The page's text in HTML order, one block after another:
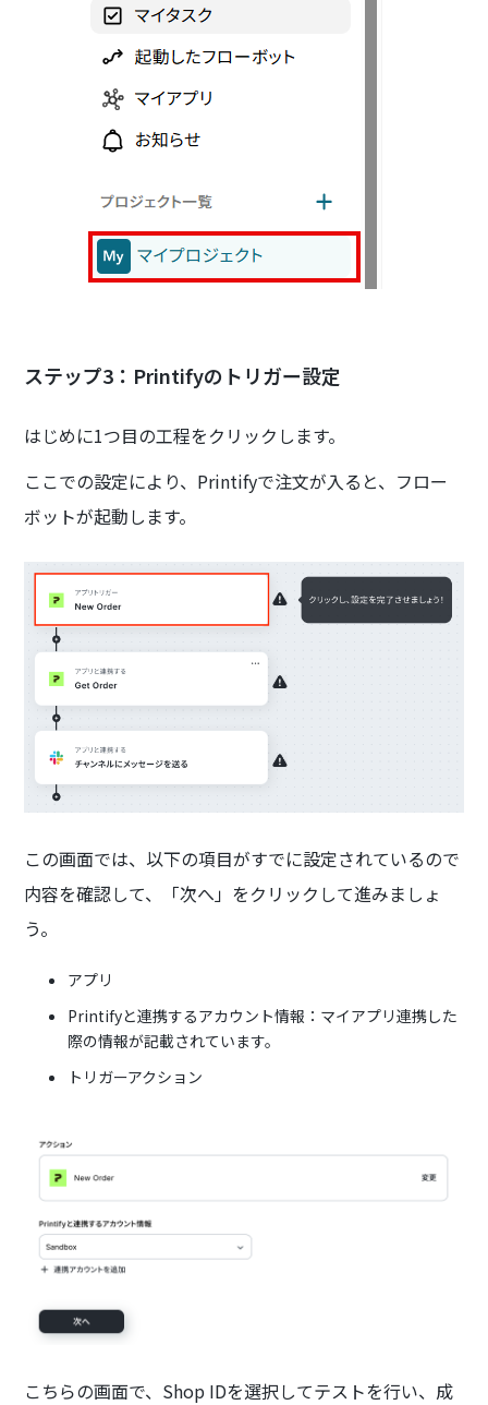
ステップ3：Printifyのトリガー設定
はじめに1つ目の工程をクリックします。
ここでの設定により、Printifyで注文が入ると、フロー
ボットが起動します。
この画面では、以下の項目がすでに設定されているので
内容を確認して、「次へ」をクリックして進みましょ
う。
アプリ
Printifyと連携するアカウント情報：マイアプリ連携した
際の情報が記載されています。
トリガーアクション
こちらの画面で、Shop IDを選択してテストを行い、成